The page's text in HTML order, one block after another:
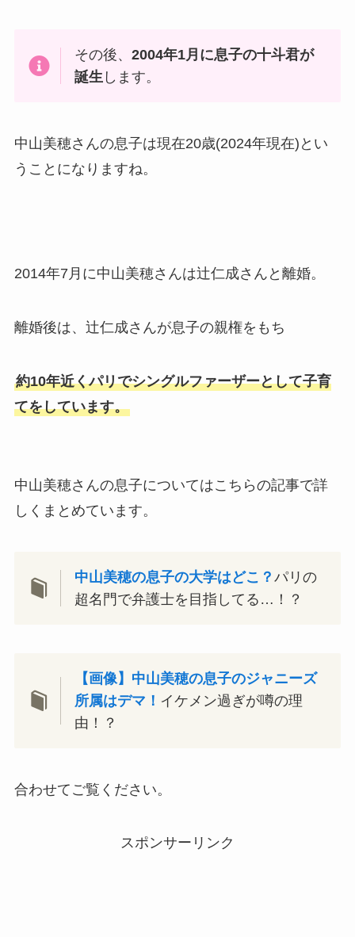
その後、2004年1月に息子の十斗君が
誕生 します。
中山美穂さんの息子は現在20歳(2024年現在)とい
うことになりますね。
2014年7月に中山美穂さんは辻仁成さんと離婚。
離婚後は、 辻仁成さんが息子の親権をもち
約10年近くパリでシングルファーザーとして子育
てをしています。
中山美穂さんの息子についてはこちらの記事で詳
しくまとめています。
中山美穂の息子の大学はどこ？パリの
超名門で弁護士を目指してる…！？
【画像】中山美穂の息子のジャニーズ
所属はデマ！ イケメン過ぎが噂の理
由！？
合わせてご覧ください。
スポンサーリンク